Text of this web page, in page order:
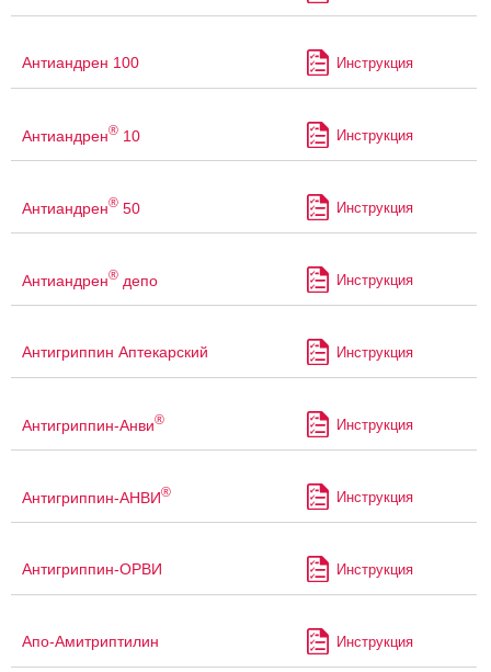
Антиандрен 100 Инструкция
Антиандрен® 10 Инструкция
Антиандрен® 50 Инструкция
Антиандрен® депо Инструкция
Антигриппин Аптекарский Инструкция
Антигриппин-Анви® Инструкция
Антигриппин-АНВИ® Инструкция
Антигриппин-ОРВИ Инструкция
Апо-Амитриптилин Инструкция